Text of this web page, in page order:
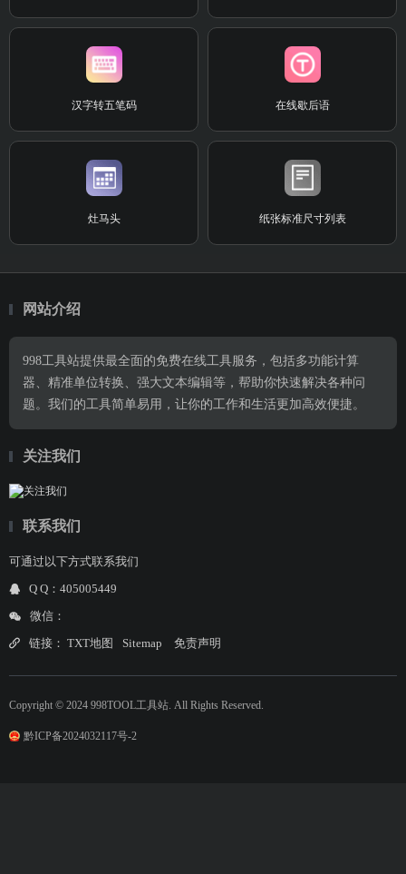
汉字转五笔码 在线歇后语
灶马头 纸张标准尺寸列表
网站介绍
998工具站提供最全面的免费在线工具服务，包括多功能计算
器、精准单位转换、强大文本编辑等，帮助你快速解决各种问
题。我们的工具简单易用，让你的工作和生活更加高效便捷。
关注我们
联系我们
可通过以下方式联系我们
Q Q：405005449
微信：
链接： TXT地图 Sitemap 免责声明
Copyright © 2024 998TOOL工具站. All Rights Reserved.
黔ICP备2024032117号-2